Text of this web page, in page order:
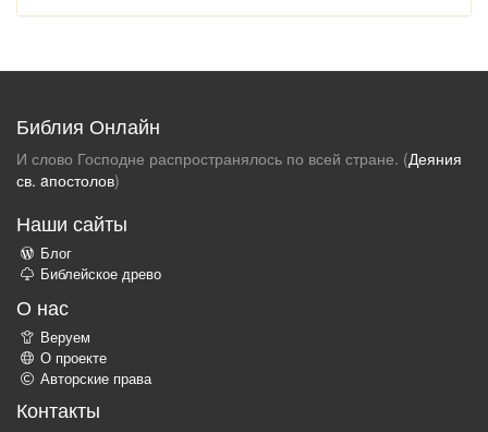
Библия Онлайн
И слово Господне распространялось по всей стране. (Деяния
св. aпостолов)
Наши сайты
Блог
Библейское древо
О нас
Веруем
О проекте
Авторские права
Контакты